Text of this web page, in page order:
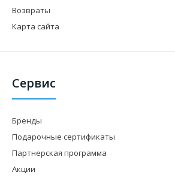
Возвраты
Карта сайта
Сервис
Бренды
Подарочные сертификаты
Партнерская программа
Акции